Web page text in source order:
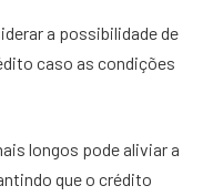
a possibilidade de
caso as condições
longos pode aliviar a
que o crédito